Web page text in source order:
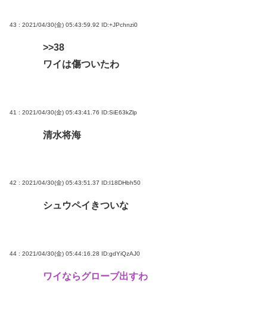
43 : 2021/04/30(金) 05:43:59.92 ID:+JPchnzi0
>>38
ワイは傷ついたわ
41 : 2021/04/30(金) 05:43:41.76 ID:SiE63kZlp
清水将海
42 : 2021/04/30(金) 05:43:51.37 ID:I18DHbh50
シュウペイきついな
44 : 2021/04/30(金) 05:44:16.28 ID:gdYiQzAJ0
ワイならグローブ出すわ